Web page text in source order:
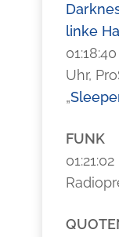
linke
Uhr,
„
FUNK